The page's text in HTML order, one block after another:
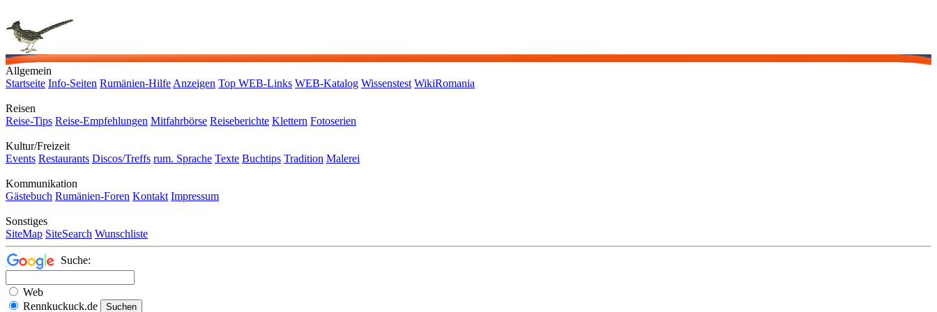
Allgemein
Startseite Info-Seiten Rumänien-Hilfe Anzeigen Top WEB-Links WEB-Katalog Wissenstest WikiRomania
Reisen
Reise-Tips Reise-Empfehlungen Mitfahrbörse Reiseberichte Klettern Fotoserien
Kultur/Freizeit
Events Restaurants Discos/Treffs rum. Sprache Texte Buchtips Tradition Malerei
Kommunikation
Gästebuch Rumänien-Foren Kontakt Impressum
Sonstiges
SiteMap SiteSearch Wunschliste
Suche:
Web
Rennkuckuck.de